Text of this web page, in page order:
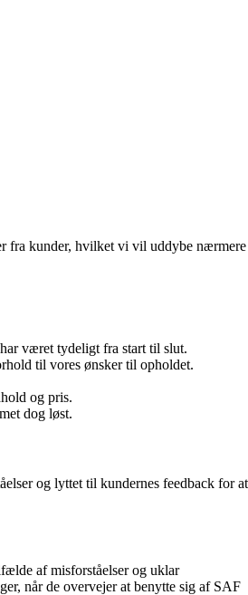
fra kunder, hvilket vi vil uddybe nærmere
været tydeligt fra start til slut.
til vores ønsker til opholdet.
og pris.
dog løst.
og lyttet til kundernes feedback for at
af misforståelser og uklar
når de overvejer at benytte sig af SAF